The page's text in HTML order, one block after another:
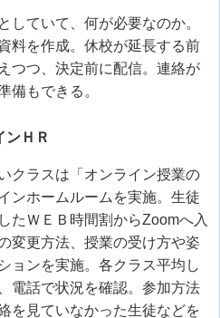
していて、何が必要なのか。
料を作成。休校が延長する前
つつ、決定前に配信。連絡が
備もできる。
ンＨＲ
クラスは「オンライン授業の
ンホームルームを実施。生徒
たＷＥＢ時間割からZoomへ入
変更方法、授業の受け方や姿
ョンを実施。各クラス平均し
電話で状況を確認。参加方法
を見ていなかった生徒などを